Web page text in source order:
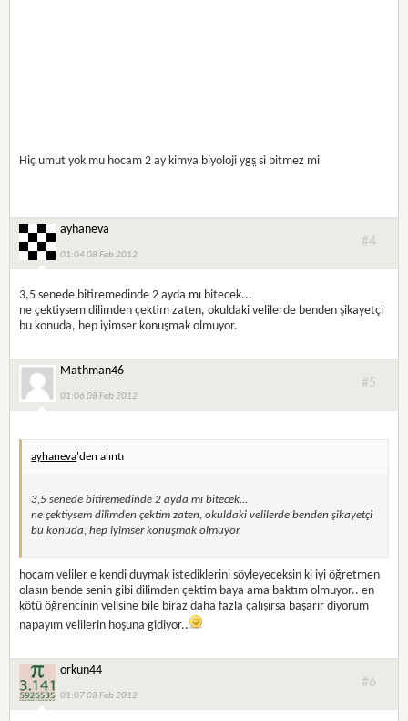
Hiç umut yok mu hocam 2 ay kimya biyolojiygs si bitmez mi
ayhaneva
01:04 08 Feb 2012
#4
3,5 senede bitiremedinde 2 ayda mı bitecek...
ne çektiysem dilimden çektim zaten, okuldaki velilerde benden şikayetçi
bu konuda, hep iyimser konuşmak olmuyor.
Mathman46
01:06 08 Feb 2012
#5
ayhaneva'den alıntı
3,5 senede bitiremedinde 2 ayda mı bitecek...
ne çektiysem dilimden çektim zaten, okuldaki velilerde benden şikayetçi
bu konuda, hep iyimser konuşmak olmuyor.
hocam veliler e kendi duymak istediklerini söyleyeceksin ki iyi öğretmen
olasın bende senin gibi dilimden çektim baya ama baktım olmuyor.. en
kötü öğrencinin velisine bile biraz daha fazla çalışırsa başarır diyorum
napayım velilerin hoşuna gidiyor..
orkun44
01:07 08 Feb 2012
#6